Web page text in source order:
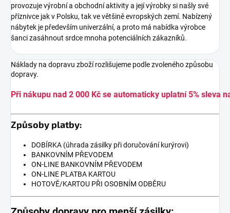
provozuje výrobní a obchodní aktivity a její výrobky si našly své
příznivce jak v Polsku, tak ve většině evropských zemí. Nabízený
nábytek je především univerzální, a proto má nabídka výrobce
šanci zasáhnout srdce mnoha potenciálních zákazníků.
Náklady na dopravu zboží rozlišujeme podle zvoleného způsobu
dopravy.
Při nákupu nad 2 000 Kč se automaticky uplatní 5% sleva
Způsoby platby:
DOBÍRKA (úhrada zásilky při doručování kurýrovi)
BANKOVNÍM PŘEVODEM
ON-LINE BANKOVNÍM PŘEVODEM
ON-LINE PLATBA KARTOU
HOTOVĚ/KARTOU PŘI OSOBNÍM ODBĚRU